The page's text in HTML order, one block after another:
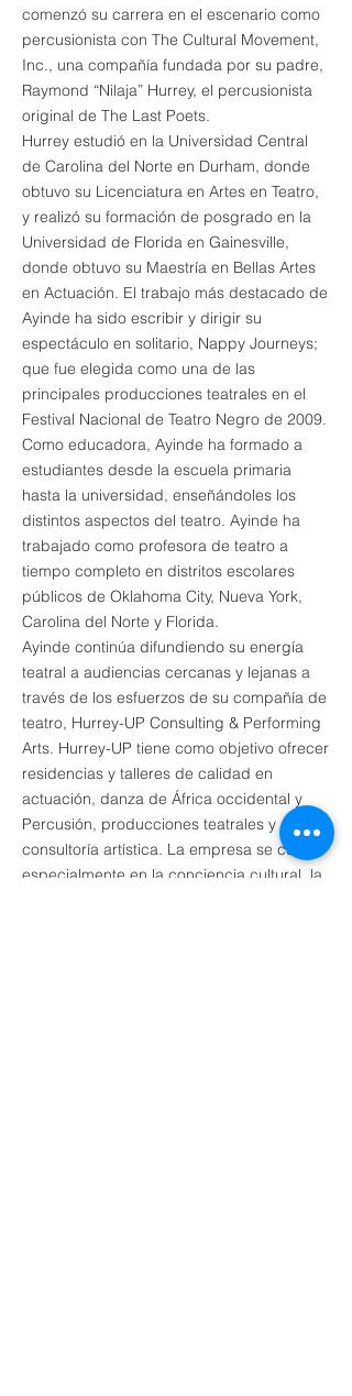
comenzó su carrera en el escenario como
percusionista con The Cultural Movement,
Inc., una compañía fundada por su padre,
Raymond “Nilaja” Hurrey, el percusionista
original de The Last Poets.
Hurrey estudió en la Universidad Central
de Carolina del Norte en Durham, donde
obtuvo su Licenciatura en Artes en Teatro,
y realizó su formación de posgrado en la
Universidad de Florida en Gainesville,
donde obtuvo su Maestría en Bellas Artes
en Actuación. El trabajo más destacado de
Ayinde ha sido escribir y dirigir su
espectáculo en solitario, Nappy Journeys;
que fue elegida como una de las
principales producciones teatrales en el
Festival Nacional de Teatro Negro de 2009.
Como educadora, Ayinde ha formado a
estudiantes desde la escuela primaria
hasta la universidad, enseñándoles los
distintos aspectos del teatro. Ayinde ha
trabajado como profesora de teatro a
tiempo completo en distritos escolares
públicos de Oklahoma City, Nueva York,
Carolina del Norte y Florida.
Ayinde continúa difundiendo su energía
teatral a audiencias cercanas y lejanas a
través de los esfuerzos de su compañía de
teatro, Hurrey-UP Consulting & Performing
Arts. Hurrey-UP tiene como objetivo ofrecer
residencias y talleres de calidad en
actuación, danza de África occidental y
Percusión, producciones teatrales y
consultoría artística. La empresa se centra
especialmente en la conciencia cultural, la